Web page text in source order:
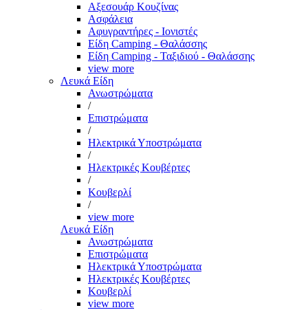
Αξεσουάρ Κουζίνας
Ασφάλεια
Αφυγραντήρες - Ιονιστές
Είδη Camping - Θαλάσσης
Είδη Camping - Ταξιδιού - Θαλάσσης
view more
Λευκά Είδη
Ανωστρώματα
/
Επιστρώματα
/
Ηλεκτρικά Υποστρώματα
/
Ηλεκτρικές Κουβέρτες
/
Κουβερλί
/
view more
Λευκά Είδη
Ανωστρώματα
Επιστρώματα
Ηλεκτρικά Υποστρώματα
Ηλεκτρικές Κουβέρτες
Κουβερλί
view more